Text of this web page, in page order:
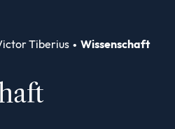
Tiberius Wissenschaft